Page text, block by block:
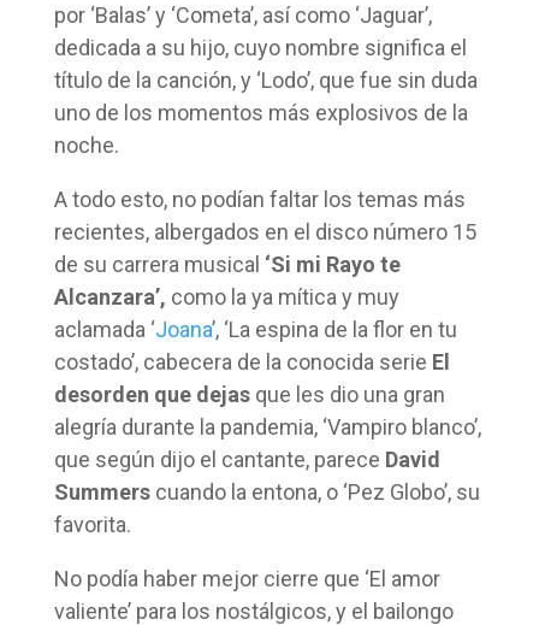
por ‘Balas’ y ‘Cometa’, así como ‘Jaguar’,
dedicada a su hijo, cuyo nombre significa el
título de la canción, y ‘Lodo’, que fue sin duda
uno de los momentos más explosivos de la
noche.
A todo esto, no podían faltar los temas más
recientes, albergados en el disco número 15
de su carrera musical ‘Si mi Rayo te
Alcanzara’, como la ya mítica y muy
aclamada ‘Joana’, ‘La espina de la flor en tu
costado’, cabecera de la conocida serie El
desorden que dejas que les dio una gran
alegría durante la pandemia, ‘Vampiro blanco’,
que según dijo el cantante, parece David
Summerscuando la entona, o ‘Pez Globo’, su
favorita.
No podía haber mejor cierre que ‘El amor
valiente’ para los nostálgicos, y el bailongo